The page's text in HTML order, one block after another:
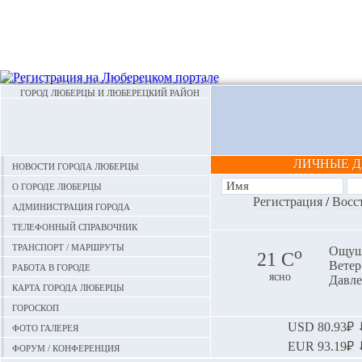
ГОРОД ЛЮБЕРЦЫ И ЛЮБЕРЕЦКИЙ РАЙОН
Новости города Люберцы
О городе Люберцы
Администрация города
Телефонный справочник
Транспорт / маршруты
Работа в городе
Карта города Люберцы
Гороскоп
Фото галерея
Форум / конференция
ЛИЧНЫЕ
Регистрация/
21 Сo
ясно
USD 80.93₽
EUR 93.19₽